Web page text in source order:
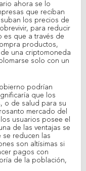
ahora se lo
que reciban
los precios de
para reducir
es que a través de
productos,
una criptomoneda
solo con un
podrían
que los
o de salud para su
mercado del
usuarios posee el
de las ventajas se
se reducen las
son altísimas si
pagos con
de la población,